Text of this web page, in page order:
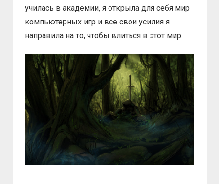
училась в академии, я открыла для себя мир
компьютерных игр и все свои усилия я
направила на то, чтобы влиться в этот мир.